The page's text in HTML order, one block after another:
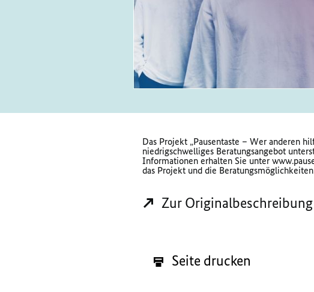
Das Projekt „Pausentaste – Wer anderen
niedrigschwelliges Beratungsangebot
Informationen erhalten Sie unter
das Projekt und die
Zur Originalbeschreibung
Seite drucken